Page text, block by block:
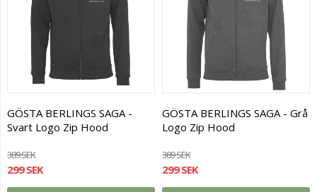
GÖSTA BERLINGS SAGA -
Svart Logo Zip Hood
389 SEK
299 SEK
GÖSTA BERLINGS SAGA - Grå
Logo Zip Hood
389 SEK
299 SEK